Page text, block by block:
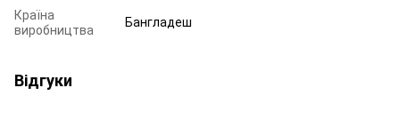
Країна
виробництва
Бангладеш
Відгуки